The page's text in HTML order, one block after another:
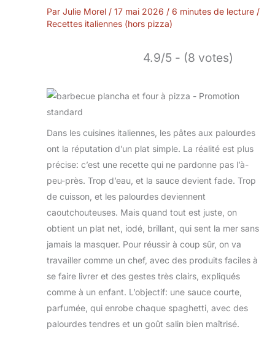
Par Julie Morel / 17 mai 2026 / 6 minutes de lecture /
Recettes italiennes (hors pizza)
4.9/5 - (8 votes)
Dans les cuisines italiennes, les pâtes aux palourdes
ont la réputation d’un plat simple. La réalité est plus
précise: c’est une recette qui ne pardonne pas l’à-
peu-près. Trop d’eau, et la sauce devient fade. Trop
de cuisson, et les palourdes deviennent
caoutchouteuses. Mais quand tout est juste, on
obtient un plat net, iodé, brillant, qui sent la mer sans
jamais la masquer. Pour réussir à coup sûr, on va
travailler comme un chef, avec des produits faciles à
se faire livrer et des gestes très clairs, expliqués
comme à un enfant. L’objectif: une sauce courte,
parfumée, qui enrobe chaque spaghetti, avec des
palourdes tendres et un goût salin bien maîtrisé.